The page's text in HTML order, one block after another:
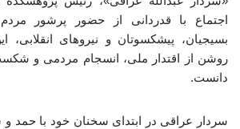
اجتماع با قدردانی از حضور پرشور
بسیجیان، پیشکسوتان و نیروهای انقلابی،
روشن از اقتدار ملی، انسجام مردمی و
دانست.
سردار عراقی در ابتدای سخنان خود با حمد